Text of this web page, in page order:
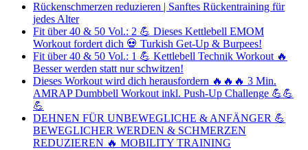
Rückenschmerzen reduzieren | Sanftes Rückentraining für
jedes Alter
Fit über 40 & 50 Vol.: 2 💪 Dieses Kettlebell EMOM
Workout fordert dich 💀 Turkish Get-Up & Burpees!
Fit über 40 & 50 Vol.: 1 💪 Kettlebell Technik Workout 🔥
Besser werden statt nur schwitzen!
Dieses Workout wird dich herausfordern 🔥🔥🔥 3 Min.
AMRAP Dumbbell Workout inkl. Push-Up Challenge 💪💪
💪
DEHNEN FÜR UNBEWEGLICHE & ANFÄNGER 💪
BEWEGLICHER WERDEN & SCHMERZEN
REDUZIEREN 🔥 MOBILITY TRAINING